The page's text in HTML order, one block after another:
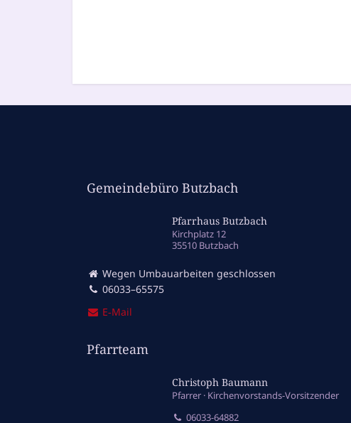
Gemeindebüro Butzbach
Pfarrhaus Butzbach
Kirchplatz 12
35510 Butzbach
Wegen Umbauarbeiten geschlossen
06033–65575
E‑Mail
Pfarrteam
Christoph Baumann
Pfarrer Kirchenvorstands-Vorsitzender
06033-64882